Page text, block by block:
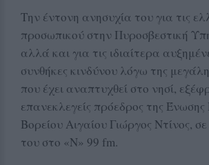
Την έντονη ανησυχία του για τις
προσωπικού στην Πυροσβεστική
αλλά και για τις ιδιαίτερα
συνθήκες κινδύνου λόγω της
που έχει αναπτυχθεί στο νησί,
επανεκλεγείς πρόεδρος της
Βορείου Αιγαίου Γιώργος Ντίνος,
του στο «Ν» 99 fm.